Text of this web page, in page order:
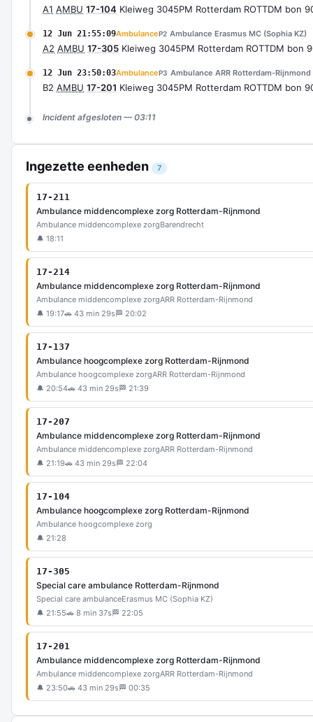
A1 AMBU 17-104 Kleiweg 3045PM Rotterdam ROTTDM bon
12 Jun 21:55:09AmbulanceP2 Ambulance Erasmus MC (Sophia KZ)
A2 AMBU 17-305 Kleiweg 3045PM Rotterdam ROTTDM bon
12 Jun 23:50:03AmbulanceP3 Ambulance ARR Rotterdam-Rijnmond
B2 AMBU 17-201 Kleiweg 3045PM Rotterdam ROTTDM bon
Incident afgesloten — 03:11
Ingezette eenheden 7
17-211
Ambulance middencomplexe zorg Rotterdam-Rijnmond
Ambulance middencomplexe zorgBarendrecht
🔔 18:11
17-214
Ambulance middencomplexe zorg Rotterdam-Rijnmond
Ambulance middencomplexe zorgARR Rotterdam-Rijnmond
🔔 19:17🚗 43 min 29s 🏁 20:02
17-137
Ambulance hoogcomplexe zorg Rotterdam-Rijnmond
Ambulance hoogcomplexe zorgARR Rotterdam-Rijnmond
🔔 20:54🚗 43 min 29s 🏁 21:39
17-207
Ambulance middencomplexe zorg Rotterdam-Rijnmond
Ambulance middencomplexe zorgARR Rotterdam-Rijnmond
🔔 21:19🚗 43 min 29s 🏁 22:04
17-104
Ambulance hoogcomplexe zorg Rotterdam-Rijnmond
Ambulance hoogcomplexe zorg
🔔 21:28
17-305
Special care ambulance Rotterdam-Rijnmond
Special care ambulanceErasmus MC (Sophia KZ)
🔔 21:55🚗 8 min 37s 🏁 22:05
17-201
Ambulance middencomplexe zorg Rotterdam-Rijnmond
Ambulance middencomplexe zorgARR Rotterdam-Rijnmond
🔔 23:50🚗 43 min 29s 🏁 00:35